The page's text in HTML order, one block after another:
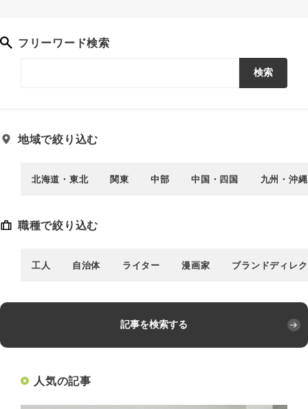
フリーワード検索
検索
地域で絞り込む
北海道・東北 関東 中部 中国・四国 九州・沖縄
職種で絞り込む
工人 自治体 ライター 漫画家 ブランドディレ
記事を検索する
人気の記事